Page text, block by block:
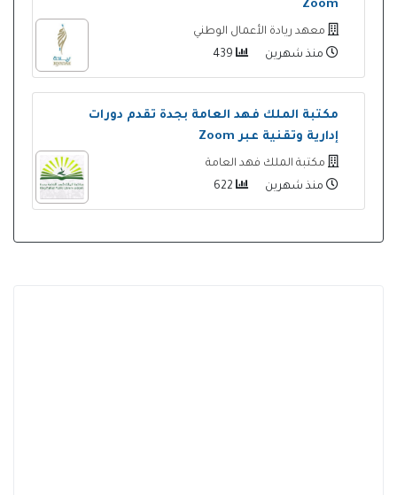
Zoom
معهد ريادة الأعمال الوطني
منذ شهرين
مكتبة الملك فهد العامة بجدة تقدم دورات
إدارية وتقنية عبر Zoom
مكتبة الملك فهد العامة
منذ شهرين